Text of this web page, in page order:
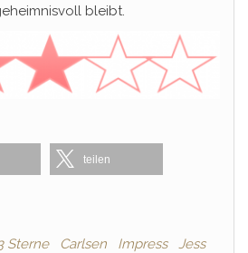
bleibt.
teilen
Sterne Carlsen Impress
Jess